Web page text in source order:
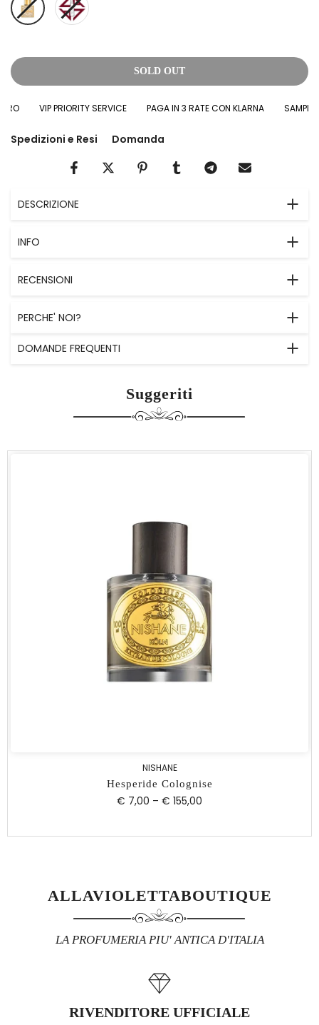
SOLD OUT
VIP PRIORITY SERVICE PAGA IN 3 RATE CON KLARNA SAMPLES
Spedizioni e Resi Domanda
DESCRIZIONE
INFO
RECENSIONI
PERCHE' NOI?
DOMANDE FREQUENTI
Suggeriti
NISHANE
Hesperide Colognise
€ 7,00 – € 155,00
ALLAVIOLETTABOUTIQUE
LA PROFUMERIA PIU' ANTICA D'ITALIA
RIVENDITORE UFFICIALE